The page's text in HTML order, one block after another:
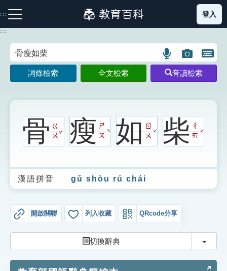
到
主
:::
注音索引圖示 筆畫索引圖示 部首索引表圖示
生字詞彙表
成語故事
索引選單
登入
:::
語
言
搜
示
圖
片
搜
示
開
鍵
圖
詞條檢索 全文檢索 音讀檢索
骨ㄍ
ㄨ
ˇ瘦ㄕ
ㄡ
ˋ 如ㄖ
ㄨ
ˊ 柴ㄔ
ㄞ
ˊ
漢語拼音 gǔ shòu rú chái
開啟關聯 列入收藏 QRcode分享
切換辭典 切換